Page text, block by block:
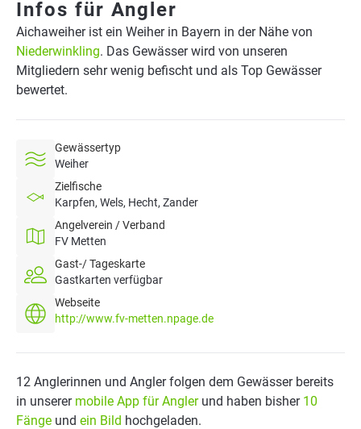
Infos für Angler
Aichaweiher ist ein Weiher in Bayern in der Nähe von
Niederwinkling. Das Gewässer wird von unseren
Mitgliedern sehr wenig befischt und als Top Gewässer
bewertet.
Gewässertyp
Weiher
Zielfische
Karpfen, Wels, Hecht, Zander
Angelverein / Verband
FV Metten
Gast-/ Tageskarte
Gastkarten verfügbar
Webseite
http://www.fv-metten.npage.de
12 Anglerinnen und Angler folgen dem Gewässer bereits
in unserer mobile App für Anglerund haben bisher 10
Fänge und ein Bild hochgeladen.